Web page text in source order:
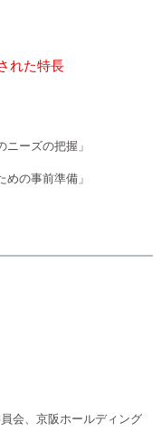
れた特長
ーズの把握」
の事前準備」
会、京阪ホールディング